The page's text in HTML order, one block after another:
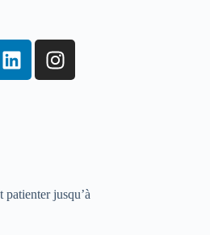
patienter jusqu’à